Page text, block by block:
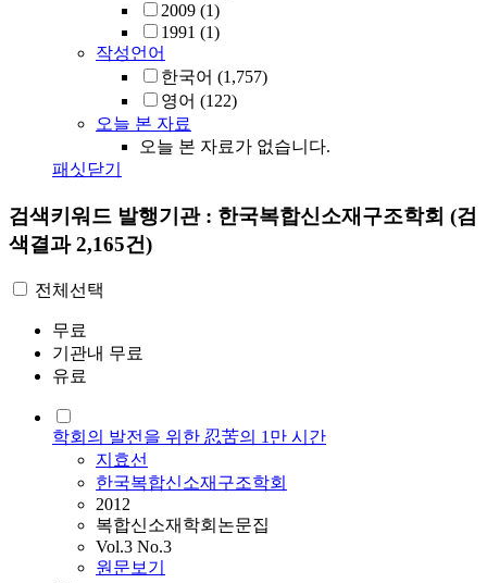
2009 (1)
1991 (1)
작성언어
한국어 (1,757)
영어 (122)
오늘 본 자료
오늘 본 자료가 없습니다.
패싯닫기
검색키워드 발행기관 : 한국복합신소재구조학회 (검
색결과 2,165건)
전체선택
무료
기관내 무료
유료
학회의 발전을 위한 忍苦의 1만 시간
지효선
한국복합신소재구조학회
2012
복합신소재학회논문집
Vol.3 No.3
원문보기